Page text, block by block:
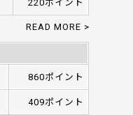
220ポイント
READ MORE >
860ポイント
409ポイント